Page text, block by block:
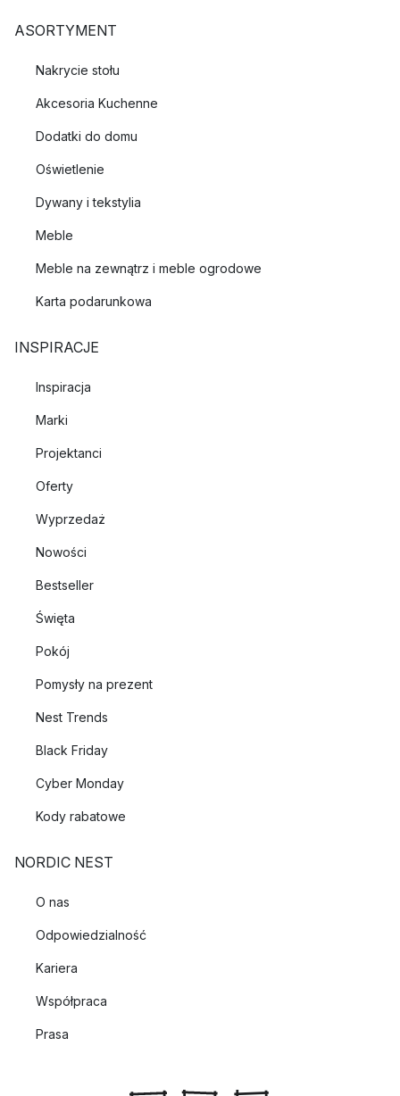
ASORTYMENT
Nakrycie stołu
Akcesoria Kuchenne
Dodatki do domu
Oświetlenie
Dywany i tekstylia
Meble
Meble na zewnątrz i meble ogrodowe
Karta podarunkowa
INSPIRACJE
Inspiracja
Marki
Projektanci
Oferty
Wyprzedaż
Nowości
Bestseller
Święta
Pokój
Pomysły na prezent
Nest Trends
Black Friday
Cyber Monday
Kody rabatowe
NORDIC NEST
O nas
Odpowiedzialność
Kariera
Współpraca
Prasa